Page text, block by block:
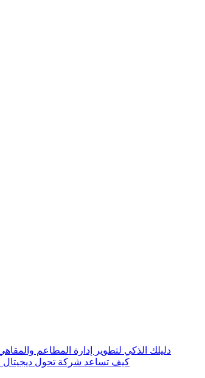
دليلك الذكي لتطوير إدارة المطاعم
كيف تساعد شركة تحول ديجيتال